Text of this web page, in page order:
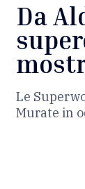
Da
Le
Murate in